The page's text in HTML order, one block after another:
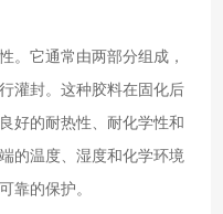
。它通常由两部分组成，
灌封。这种胶料在固化后
好的耐热性、耐化学性和
的温度、湿度和化学环境
靠的保护。